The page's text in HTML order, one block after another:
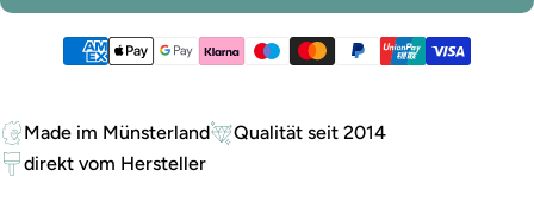
Zahlungsmethoden
Made im Münsterland
Qualität seit 2014
direkt vom Hersteller